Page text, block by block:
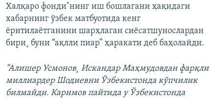
Халқаро фонди"нинг иш бошлагани ҳақидаги
хабарнинг ўзбек матбуотида кенг
ëритилаëтганини шарҳлаган сиëсатшунослардан
бири¸ буни “ақлли пиар” ҳаракати деб баҳолайди.
“Алишер Усмонов¸ Искандар Маҳмудовдан фарқли
миллиардер Шодиевни Ўзбекистонда кўпчилик
билмайди. Каримов пайтида у Ўзбекистонда